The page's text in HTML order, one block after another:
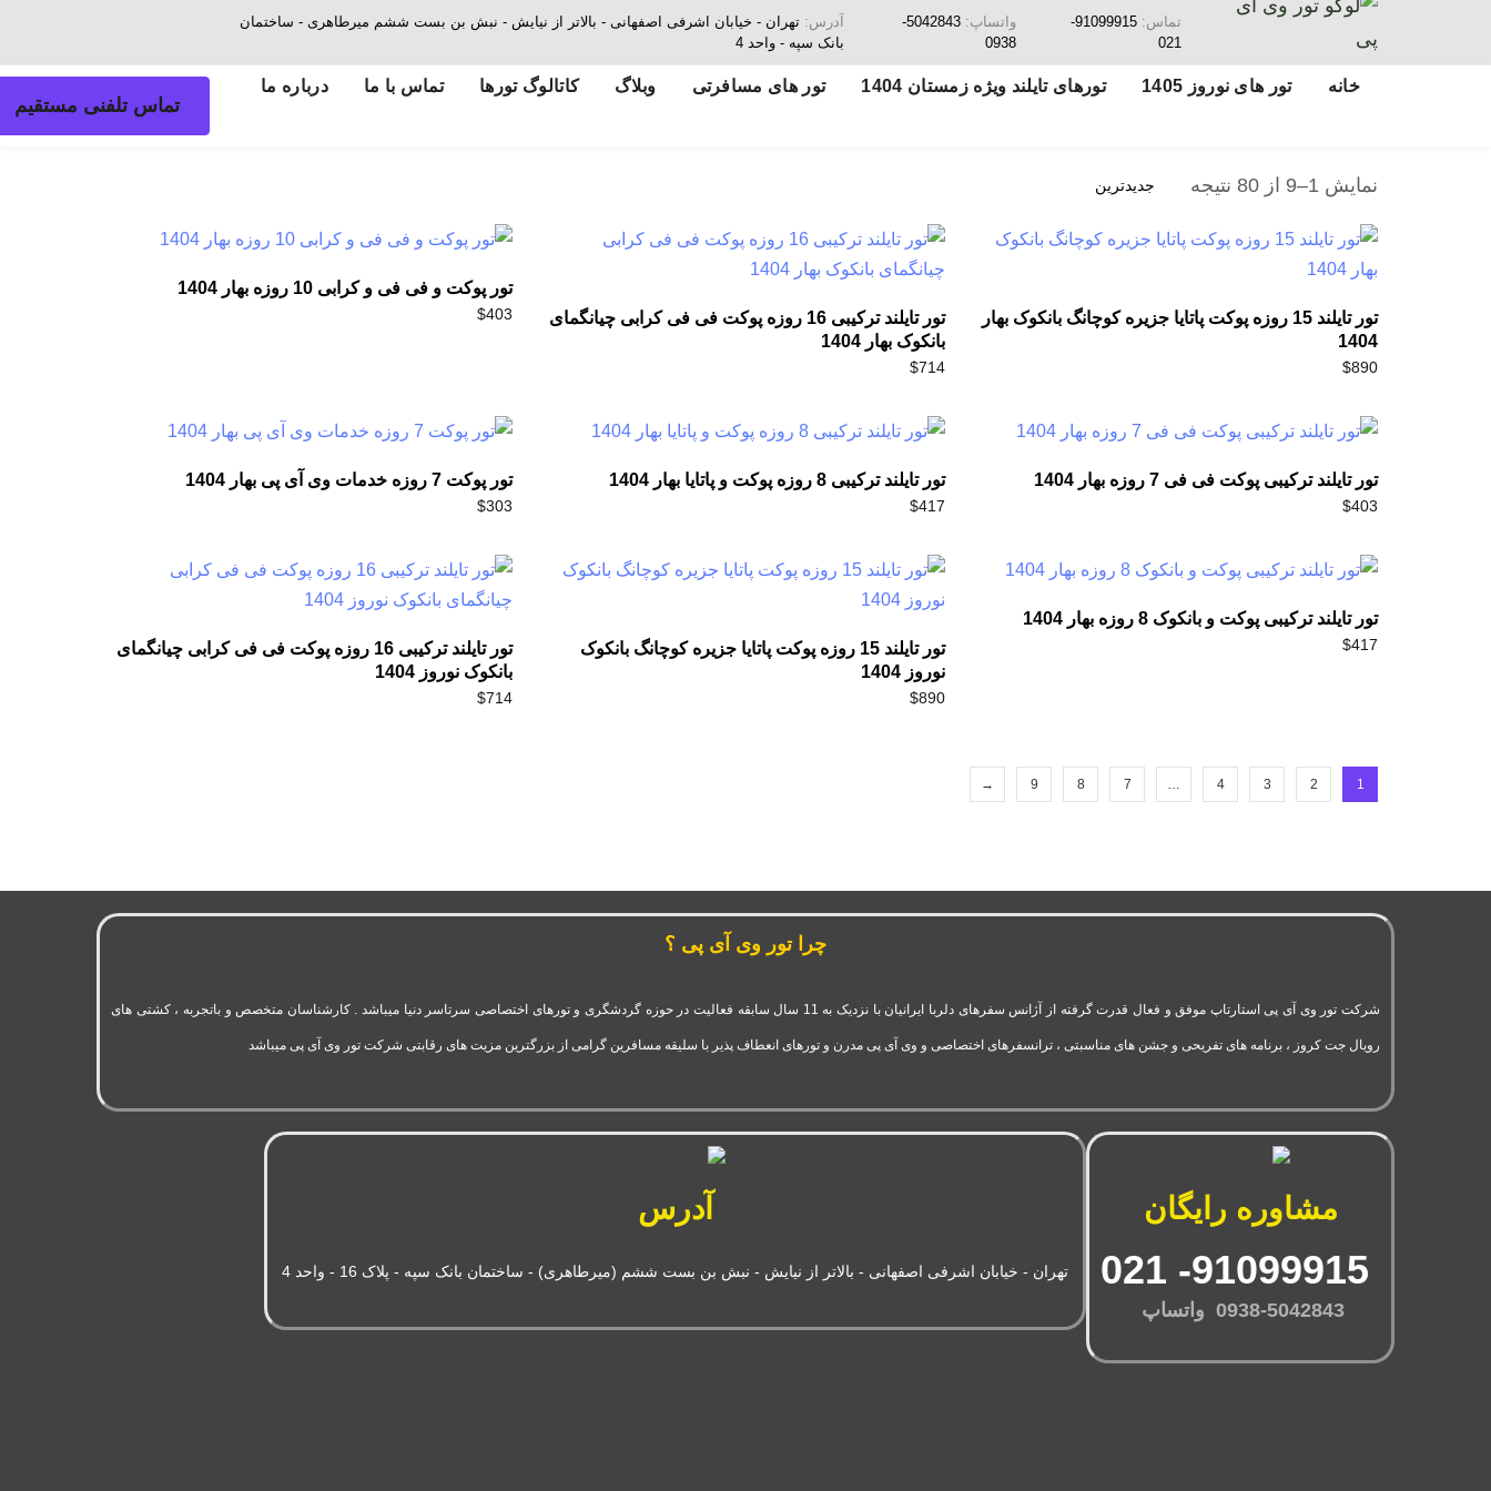
تماس:
91099915-
021
واتساپ:
5042843-
0938
آدرس: تهران - خیابان اشرفی اصفهانی - بالاتر از نیایش - نبش بن بست ششم میرطاهری - ساختمان
بانک سپه - واحد 4
خانه تور های نوروز 1405 تورهای تایلند ویژه زمستان 1404 تور های مسافرتی وبلاگ کاتالوگ تورها تماس با ما درباره ما
تماس تلفنی مستقیم
نمایش 1–9 از 80 نتیجه
تور تایلند 15 روزه پوکت پاتایا جزیره کوچانگ بانکوک بهار
1404
$890
تور تایلند ترکیبی 16 روزه پوکت فی فی کرابی چیانگمای
بانکوک بهار 1404
$714
تور پوکت و فی فی و کرابی 10 روزه بهار 1404
$403
تور تایلند ترکیبی پوکت فی فی 7 روزه بهار 1404
$403
تور تایلند ترکیبی 8 روزه پوکت و پاتایا بهار 1404
$417
تور پوکت 7 روزه خدمات وی آی پی بهار 1404
$303
تور تایلند ترکیبی پوکت و بانکوک 8 روزه بهار 1404
$417
تور تایلند 15 روزه پوکت پاتایا جزیره کوچانگ بانکوک
نوروز 1404
$890
تور تایلند ترکیبی 16 روزه پوکت فی فی کرابی چیانگمای
بانکوک نوروز 1404
$714
1
2
3
4
7
8
9
→
چرا تور وی آی پی ؟
شرکت تور وی آی پی استارتاپ موفق و فعال قدرت گرفته از آژانس سفرهای دلربا ایرانیان با نزدیک به 11 سال سابقه فعالیت در حوزه گردشگری و تورهای اختصاصی سرتاسر دنیا میباشد . کارشناسان متخصص و باتجربه ، کشتی های
رویال جت کروز ، برنامه های تفریحی و جشن های مناسبتی ، ترانسفرهای اختصاصی و وی آی پی مدرن و تورهای انعطاف پذیر با سلیقه مسافرین گرامی از بزرگترین مزیت های رقابتی شرکت تور وی آی پی میباشد
مشاوره رایگان
0938-5042843 واتساپ
آدرس
تهران - خیابان اشرفی اصفهانی - بالاتر از نیایش - نبش بن بست ششم (میرطاهری) - ساختمان بانک سپه - پلاک 16 - واحد 4